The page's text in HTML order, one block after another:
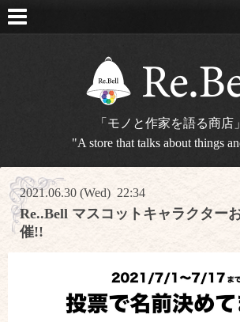
「モノと作家を語る商
"A store that talks about things
2021.06.30 (Wed) 22:34
Re..Bell マスコットキャラクター
催!!